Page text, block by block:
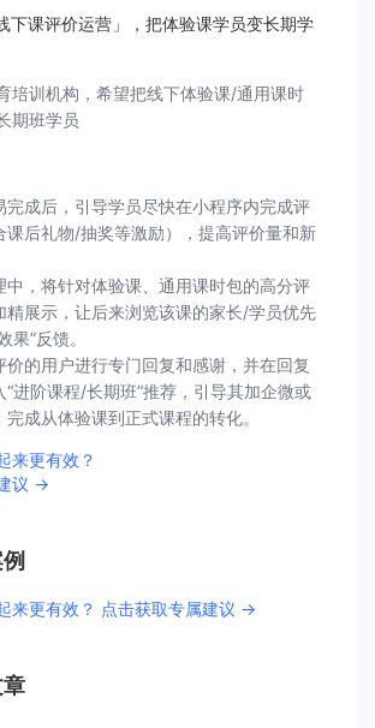
下课评价运营」，把体验课学员变长期学
培训机构，希望把线下体验课/通用课时
期班学员
完成后，引导学员尽快在小程序内完成评
课后礼物/抽奖等激励），提高评价量和新
中，将针对体验课、通用课时包的高分评
精展示，让后来浏览该课的家长/学员优先
果”反馈。
价的用户进行专门回复和感谢，并在回复
“进阶课程/长期班”推荐，引导其加企微或
成从体验课到正式课程的转化。
来更有效？
议 →
来更有效？ 点击获取专属建议 →